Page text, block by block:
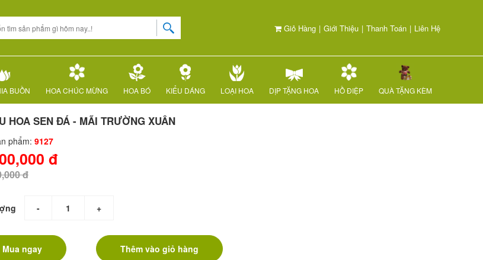
Giỏ Hàng | Giới Thiệu | Thanh Toán | Liên Hệ
BUỒN HOA CHÚC MỪNG HOA BÓ KIỂU DÁNG LOẠI HOA DỊP TẶNG HOA HỒ ĐIỆP QUÀ TẶNG KÈM
HOA SEN ĐÁ - MÃI TRƯỜNG XUÂN
phẩm: 9127
đ
đ
- +
Mua ngay Thêm vào giỏ hàng